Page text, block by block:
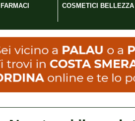
FARMACI COSMETICI BELLEZZA